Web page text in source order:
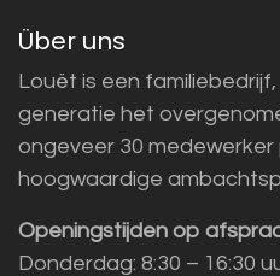
Über uns
Louët is een
generatie het
ongeveer 30
hoogwaardige
Openingstijden op
Donderdag: 8:30 – 16:30